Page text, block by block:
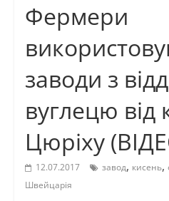
Фермери
заводи з
вуглецю від
Цюріху
12.07.2017 завод, кисень,
Швейцарія